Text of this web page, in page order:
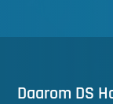
Daarom DS